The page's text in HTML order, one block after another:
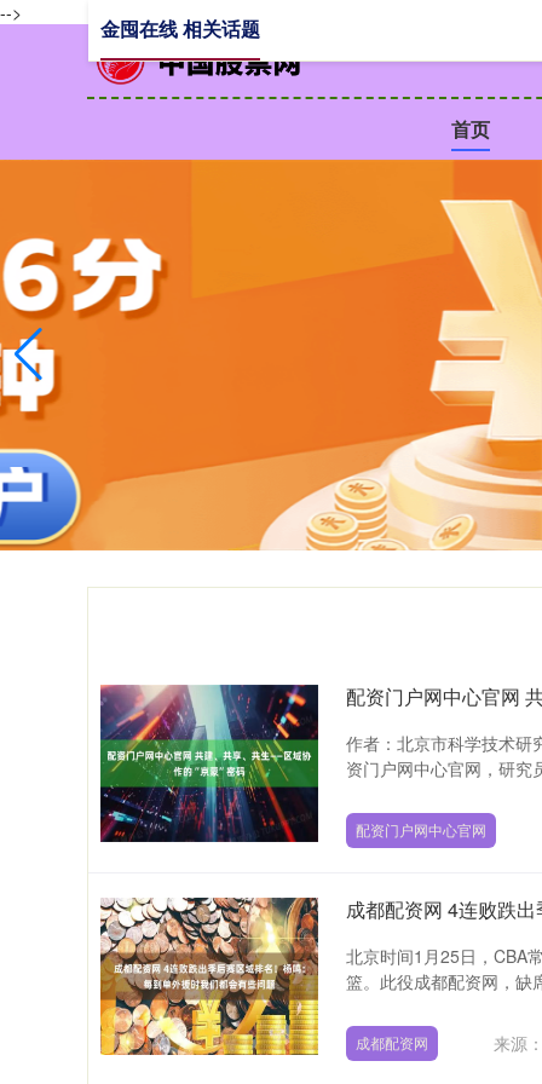
-->
首页
金囤在线 相关话题
配资门户网中心官网
作者：北京市科学技术研
资门户网中心官网，研究
配资门户网中心官网
成都配资网 4连败跌
北京时间1月25日，CBA
篮。此役成都配资网，缺
成都配资网 来源